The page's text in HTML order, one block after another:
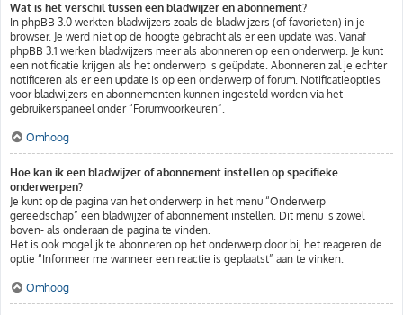
Wat is het verschil tussen een bladwijzer en abonnement?
In phpBB 3.0 werkten bladwijzers zoals de bladwijzers (of favorieten) in je
browser. Je werd niet op de hoogte gebracht als er een update was. Vanaf
phpBB 3.1 werken bladwijzers meer als abonneren op een onderwerp. Je kunt
een notificatie krijgen als het onderwerp is geüpdate. Abonneren zal je echter
notificeren als er een update is op een onderwerp of forum. Notificatieopties
voor bladwijzers en abonnementen kunnen ingesteld worden via het
gebruikerspaneel onder “Forumvoorkeuren”.
Omhoog
Hoe kan ik een bladwijzer of abonnement instellen op specifieke
onderwerpen?
Je kunt op de pagina van het onderwerp in het menu “Onderwerp
gereedschap” een bladwijzer of abonnement instellen. Dit menu is zowel
boven- als onderaan de pagina te vinden.
Het is ook mogelijk te abonneren op het onderwerp door bij het reageren de
optie “Informeer me wanneer een reactie is geplaatst” aan te vinken.
Omhoog